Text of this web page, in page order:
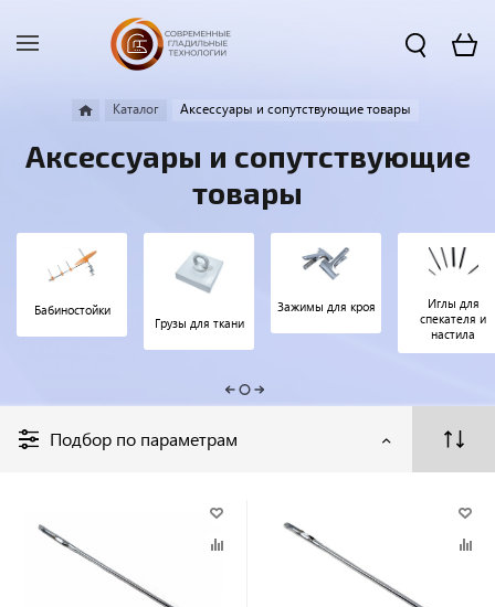
Каталог Аксессуары и сопутствующие товары
Аксессуары и сопутствующие
товары
Бабиностойки
Грузы для ткани
Зажимы для кроя
Иглы для
спекателя и
настила
Подбор по параметрам